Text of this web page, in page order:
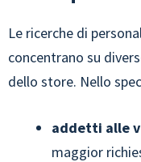
Le ricerche di
concentrano su
dello store. Nello
addetti alle
maggior